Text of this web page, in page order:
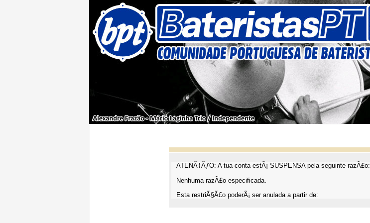
ATENÃ‡ÃƒO: A tua conta estÃ¡ SUSPENSA pela seguinte razÃ£o:
Nenhuma razÃ£o especificada.
Esta restriÃ§Ã£o poderÃ¡ ser anulada a partir de: